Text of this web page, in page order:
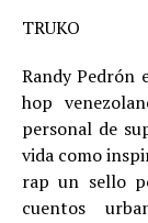
TRUKO
Randy Pedrón
hop
personal de
vida como
rap un sello
cuentos